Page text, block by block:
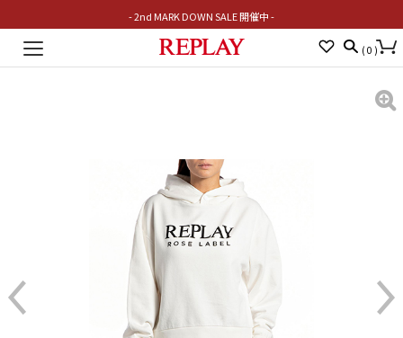
- 2nd MARK DOWN SALE 開催中 -
Toggle
( 0 )